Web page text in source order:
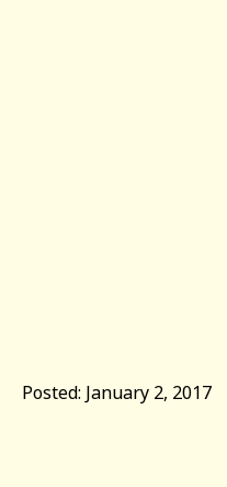
Posted: January 2, 2017